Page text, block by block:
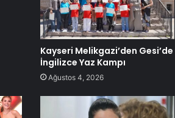
Kayseri Melikgazi’den Gesi’de
İngilizce Yaz Kampı
Ağustos 4, 2026